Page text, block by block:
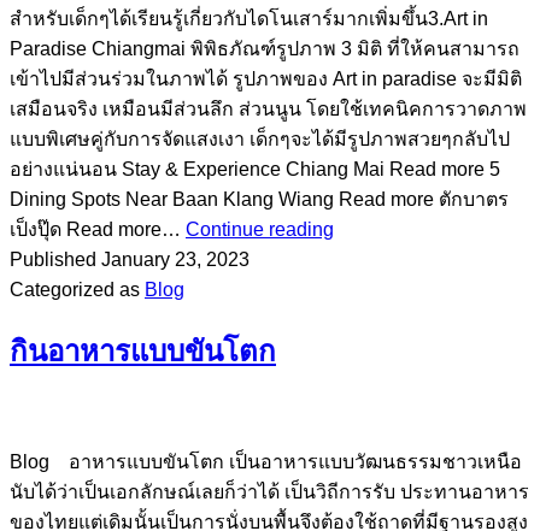
สำหรับเด็กๆได้เรียนรู้เกี่ยวกับไดโนเสาร์มากเพิ่มขึ้น3.Art in
Paradise Chiangmai พิพิธภัณฑ์รูปภาพ 3 มิติ ที่ให้คนสามารถ
เข้าไปมีส่วนร่วมในภาพได้ รูปภาพของ Art in paradise จะมีมิติ
เสมือนจริง เหมือนมีส่วนลึก ส่วนนูน โดยใช้เทคนิคการวาดภาพ
แบบพิเศษคู่กับการจัดแสงเงา เด็กๆจะได้มีรูปภาพสวยๆกลับไป
อย่างแน่นอน Stay & Experience Chiang Mai Read more 5
Dining Spots Near Baan Klang Wiang Read more ตักบาตร
เป็งปุ๊ด Read more… Continue reading
Published January 23, 2023
Categorized as Blog
กินอาหารแบบขันโตก
Blog อาหารแบบขันโตก เป็นอาหารแบบวัฒนธรรมชาวเหนือ
นับได้ว่าเป็นเอกลักษณ์เลยก็ว่าได้ เป็นวิถีการรับ ประทานอาหาร
ของไทยแต่เดิมนั้นเป็นการนั่งบนพื้นจึงต้องใช้ถาดที่มีฐานรองสูง